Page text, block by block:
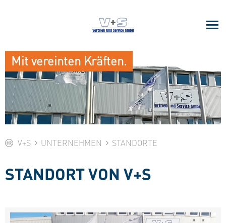
V+S UNTERNEHMEN STANDORTE
STANDORT VON V+S
Mit vereinten Kräften.